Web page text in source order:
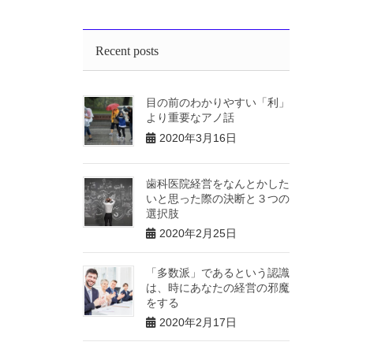
Recent posts
目の前のわかりやすい「利」
より重要なアノ話
2020年3月16日
歯科医院経営をなんとかした
いと思った際の決断と３つの
選択肢
2020年2月25日
「多数派」であるという認識
は、時にあなたの経営の邪魔
をする
2020年2月17日